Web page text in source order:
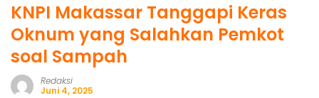
KNPI Makassar Tanggapi Keras
Oknum yang Salahkan Pemkot
soal Sampah
Redaksi
Juni 4, 2025